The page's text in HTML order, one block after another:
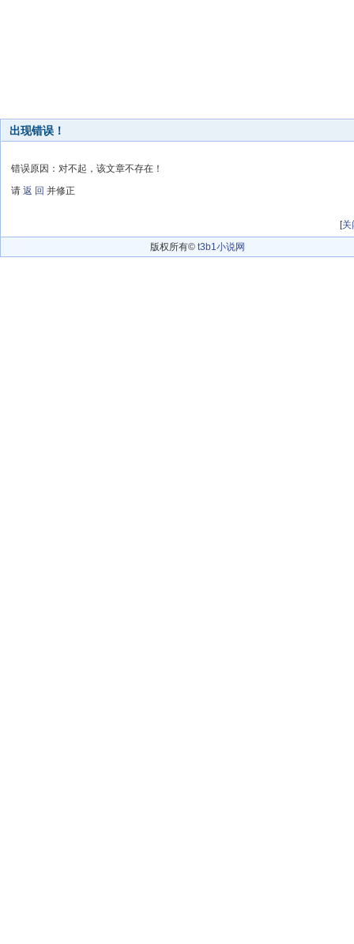
出现错误！
错误原因：对不起，该文章不存在！
请 返 回 并修正
[关
版权所有© t3b1小说网